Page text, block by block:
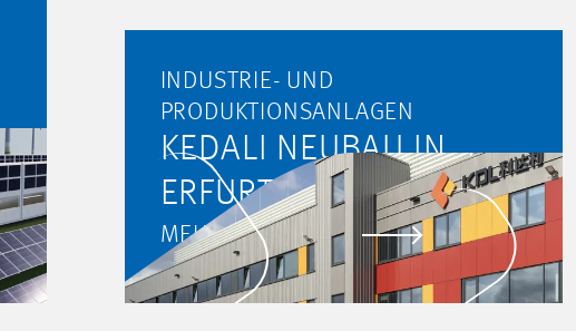
INDUSTRIE- UND
PRODUKTIONSANLAGEN
KEDALI NEUBAU IN
ERFURT, DEUTSCHLAND
MEHR ERFAHREN